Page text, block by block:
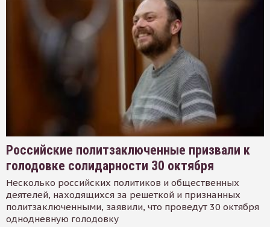
Российские политзаключенные призвали к
голодовке солидарности 30 октября
Несколько российских политиков и общественных
деятелей, находящихся за решеткой и признанных
политзаключенными, заявили, что проведут 30 октября
однодневную голодовку